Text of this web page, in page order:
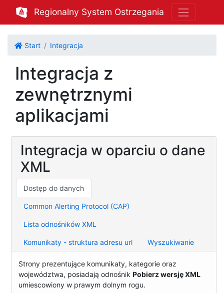
Regionalny System Ostrzegania
Start Integracja
Integracja z
zewnętrznymi
aplikacjami
Integracja w oparciu o dane
XML
Dostęp do danych
Common Alerting Protocol (CAP)
Lista odnośników XML
Komunikaty - struktura adresu url Wyszukiwanie
Strony prezentujące komunikaty, kategorie oraz
województwa, posiadają odnośnik Pobierz wersję XML
umiescowiony w prawym dolnym rogu.